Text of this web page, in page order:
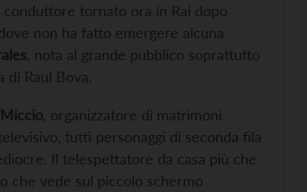
, conduttore tornato ora in Rai dopo
non ha fatto emergere alcuna
, nota al grande pubblico soprattutto
di Raul Bova.
, organizzatore di matrimoni
tutti personaggi di seconda fila
Il telespettatore da casa più che
che vede sul piccolo schermo